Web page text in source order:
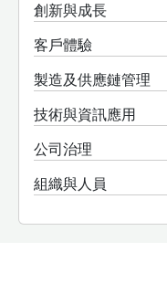
創新與成長
客戶體驗
製造及供應鏈管理
技術與資訊應用
公司治理
組織與人員